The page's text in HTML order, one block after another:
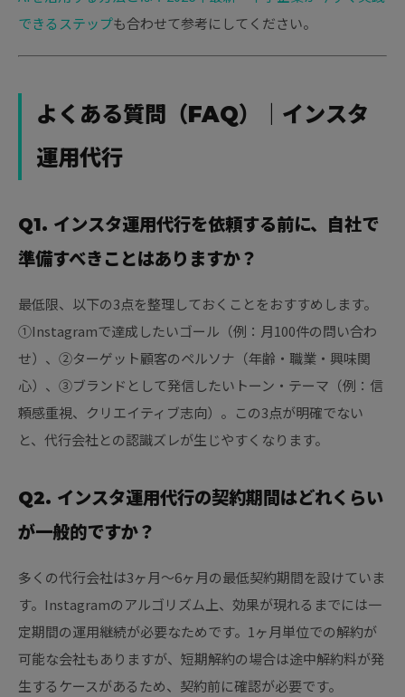
できるステップも合わせて参考にしてください。
よくある質問（FAQ）｜インスタ
運用代行
Q1. インスタ運用代行を依頼する前に、自社で
準備すべきことはありますか？
最低限、以下の3点を整理しておくことをおすすめします。
①Instagramで達成したいゴール（例：月100件の問い合わ
せ）、②ターゲット顧客のペルソナ（年齢・職業・興味関
心）、③ブランドとして発信したいトーン・テーマ（例：信
頼感重視、クリエイティブ志向）。この3点が明確でない
と、代行会社との認識ズレが生じやすくなります。
Q2. インスタ運用代行の契約期間はどれくらい
が一般的ですか？
多くの代行会社は3ヶ月〜6ヶ月の最低契約期間を設けていま
す。Instagramのアルゴリズム上、効果が現れるまでには一
定期間の運用継続が必要なためです。1ヶ月単位での解約が
可能な会社もありますが、短期解約の場合は途中解約料が発
生するケースがあるため、契約前に確認が必要です。